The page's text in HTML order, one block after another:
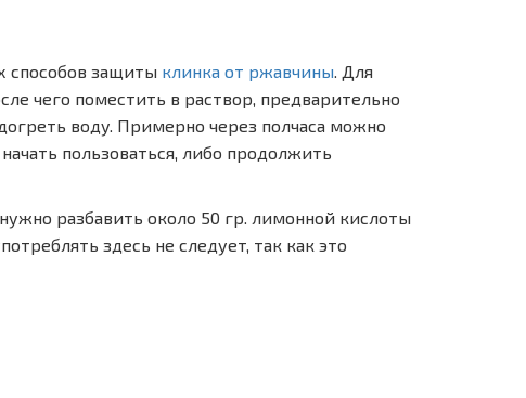
способов защиты клинка от ржавчины. Для
чего поместить в раствор, предварительно
воду. Примерно через полчаса можно
пользоваться, либо продолжить
разбавить около 50 гр. лимонной кислоты
здесь не следует, так как это